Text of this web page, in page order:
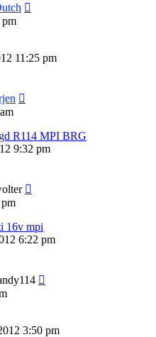
pm
11:25 pm
R114 MPI BRG
9:32 pm
16v mpi
6:22 pm
3:50 pm